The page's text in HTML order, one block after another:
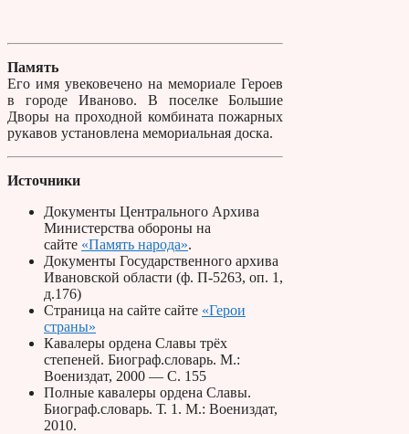
Память
Его имя увековечено на мемориале Героев
в городе Иваново. В поселке Большие
Дворы на проходной комбината пожарных
рукавов установлена мемориальная доска.
Источники
Документы Центрального Архива
Министерства обороны на
сайте «Память народа».
Документы Государственного архива
Ивановской области (ф. П-5263, оп. 1,
д.176)
Страница на сайте сайте «Герои
страны»
Кавалеры ордена Славы трёх
степеней. Биограф.словарь. М.:
Воениздат, 2000 — С. 155
Полные кавалеры ордена Славы.
Биограф.словарь. Т. 1. М.: Воениздат,
2010.